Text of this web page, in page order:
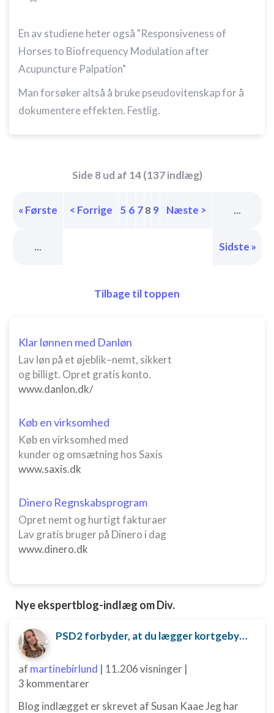
En av studiene heter også "Responsiveness of
Horses to Biofrequency Modulation after
Acupuncture Palpation"
Man forsøker altså å bruke pseudovitenskap for å
dokumentere effekten. Festlig.
Side 8 ud af 14 (137 indlæg)
« Første
...
< Forrige 5 6 7 8 9 Næste > ...
Sidste »
Tilbage til toppen
Klar lønnen med Danløn
Lav løn på et øjeblik–nemt, sikkert
og billigt. Opret gratis konto.
www.danlon.dk/
Køb en virksomhed
Køb en virksomhed med
kunder og omsætning hos Saxis
www.saxis.dk
Dinero Regnskabsprogram
Opret nemt og hurtigt fakturaer
Lav gratis bruger på Dinero i dag
www.dinero.dk
Nye ekspertblog-indlæg om Div.
PSD2 forbyder, at du lægger kortgebyret ud til dine kunder fra 1. januar 2018
af martinebirlund | 11.206 visninger |
3 kommentarer
Blog indlægget er skrevet af Susan Kaae Jeg har